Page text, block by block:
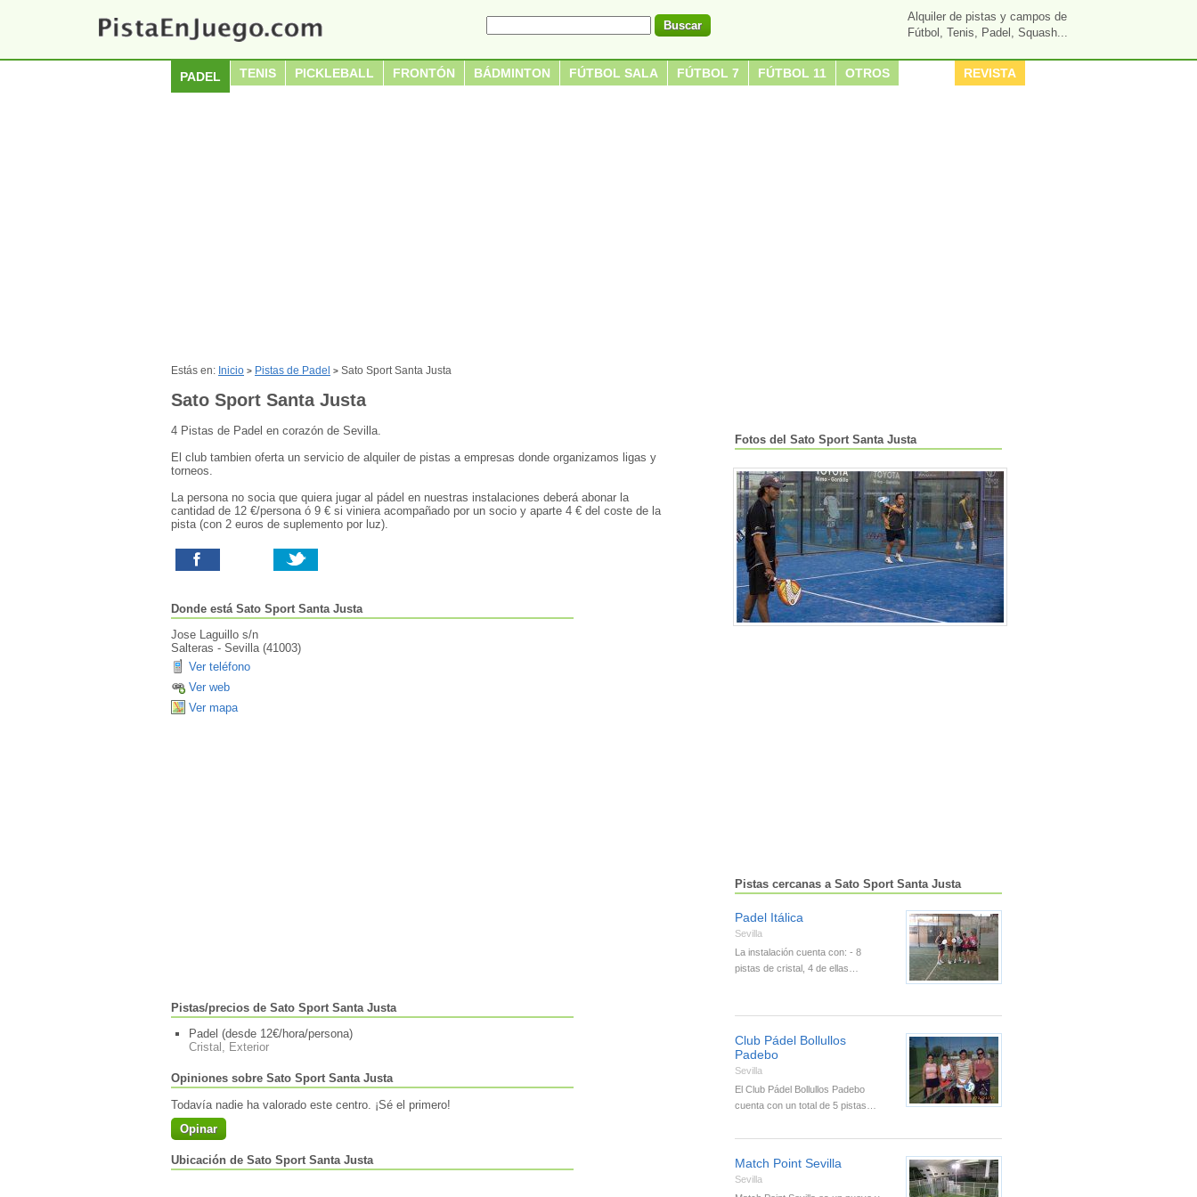
Alquiler de pistas y campos de
Fútbol, Tenis, Padel, Squash...
PADEL TENIS PICKLEBALL FRONTÓN BÁDMINTON FÚTBOL SALA FÚTBOL 7 FÚTBOL 11 OTROS REVISTA
Estás en: Inicio > Pistas de Padel > Sato Sport Santa Justa
Sato Sport Santa Justa
4 Pistas de Padel en corazón de Sevilla.
El club tambien oferta un servicio de alquiler de pistas a empresas donde organizamos ligas y
torneos.
La persona no socia que quiera jugar al pádel en nuestras instalaciones deberá abonar la
cantidad de 12 €/persona ó 9 € si viniera acompañado por un socio y aparte 4 € del coste de la
pista (con 2 euros de suplemento por luz).
Donde está Sato Sport Santa Justa
Jose Laguillo s/n
Salteras - Sevilla(41003)
Ver teléfono
Ver web
Ver mapa
Pistas/precios de Sato Sport Santa Justa
Padel (desde 12€/hora/persona)
Cristal, Exterior
Opiniones sobre Sato Sport Santa Justa
Todavía nadie ha valorado este centro. ¡Sé el primero!
Opinar
Ubicación de Sato Sport Santa Justa
Fotos del Sato Sport Santa Justa
Pistas cercanas a Sato Sport Santa Justa
Padel Itálica
Sevilla
La instalación cuenta con: - 8
pistas de cristal, 4 de ellas…
Club Pádel Bollullos
Padebo
Sevilla
El Club Pádel Bollullos Padebo
cuenta con un total de 5 pistas…
Match Point Sevilla
Sevilla